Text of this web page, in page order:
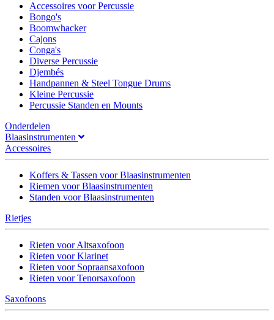
Accessoires voor Percussie
Bongo's
Boomwhacker
Cajons
Conga's
Diverse Percussie
Djembés
Handpannen & Steel Tongue Drums
Kleine Percussie
Percussie Standen en Mounts
Onderdelen
Blaasinstrumenten
Accessoires
Koffers & Tassen voor Blaasinstrumenten
Riemen voor Blaasinstrumenten
Standen voor Blaasinstrumenten
Rietjes
Rieten voor Altsaxofoon
Rieten voor Klarinet
Rieten voor Sopraansaxofoon
Rieten voor Tenorsaxofoon
Saxofoons